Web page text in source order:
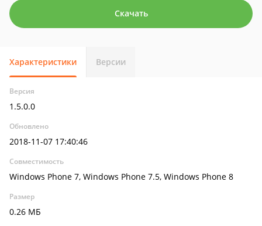
Скачать
Характеристики Версии
Версия
1.5.0.0
Обновлено
2018-11-07 17:40:46
Совместимость
Windows Phone 7, Windows Phone 7.5, Windows Phone 8
Размер
0.26 МБ